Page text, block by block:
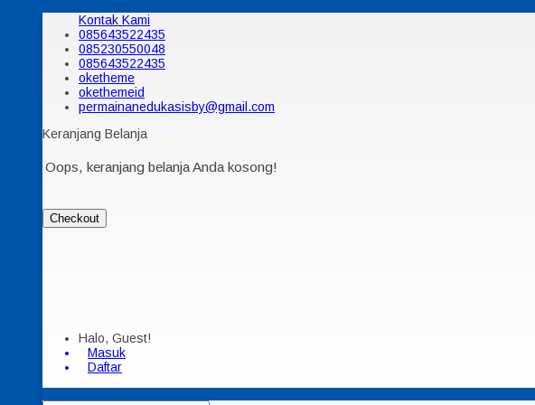
Kontak Kami
085643522435
085230550048
085643522435
oketheme
okethemeid
permainanedukasisby@gmail.com
Keranjang Belanja
Oops, keranjang belanja Anda kosong!
Checkout
Halo, Guest!
Masuk
Daftar